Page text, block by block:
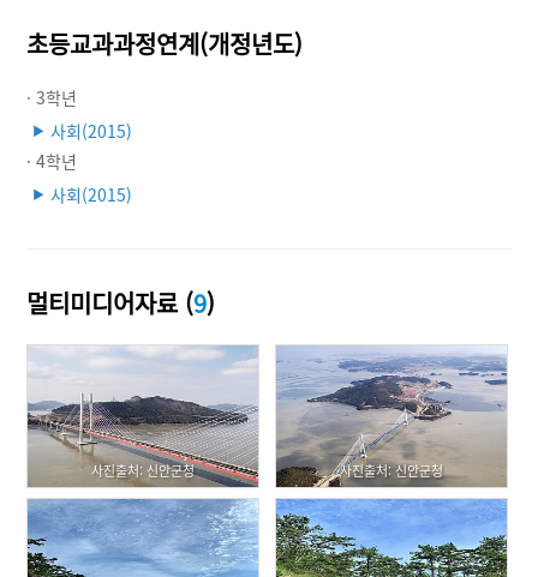
초등교과과정연계(개정년도)
· 3학년
▶ 사회(2015)
· 4학년
▶ 사회(2015)
멀티미디어자료 (9)
사진출처: 신안군청 사진출처: 신안군청